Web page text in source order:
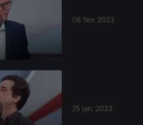
08 fev. 2023
25 jan. 2023